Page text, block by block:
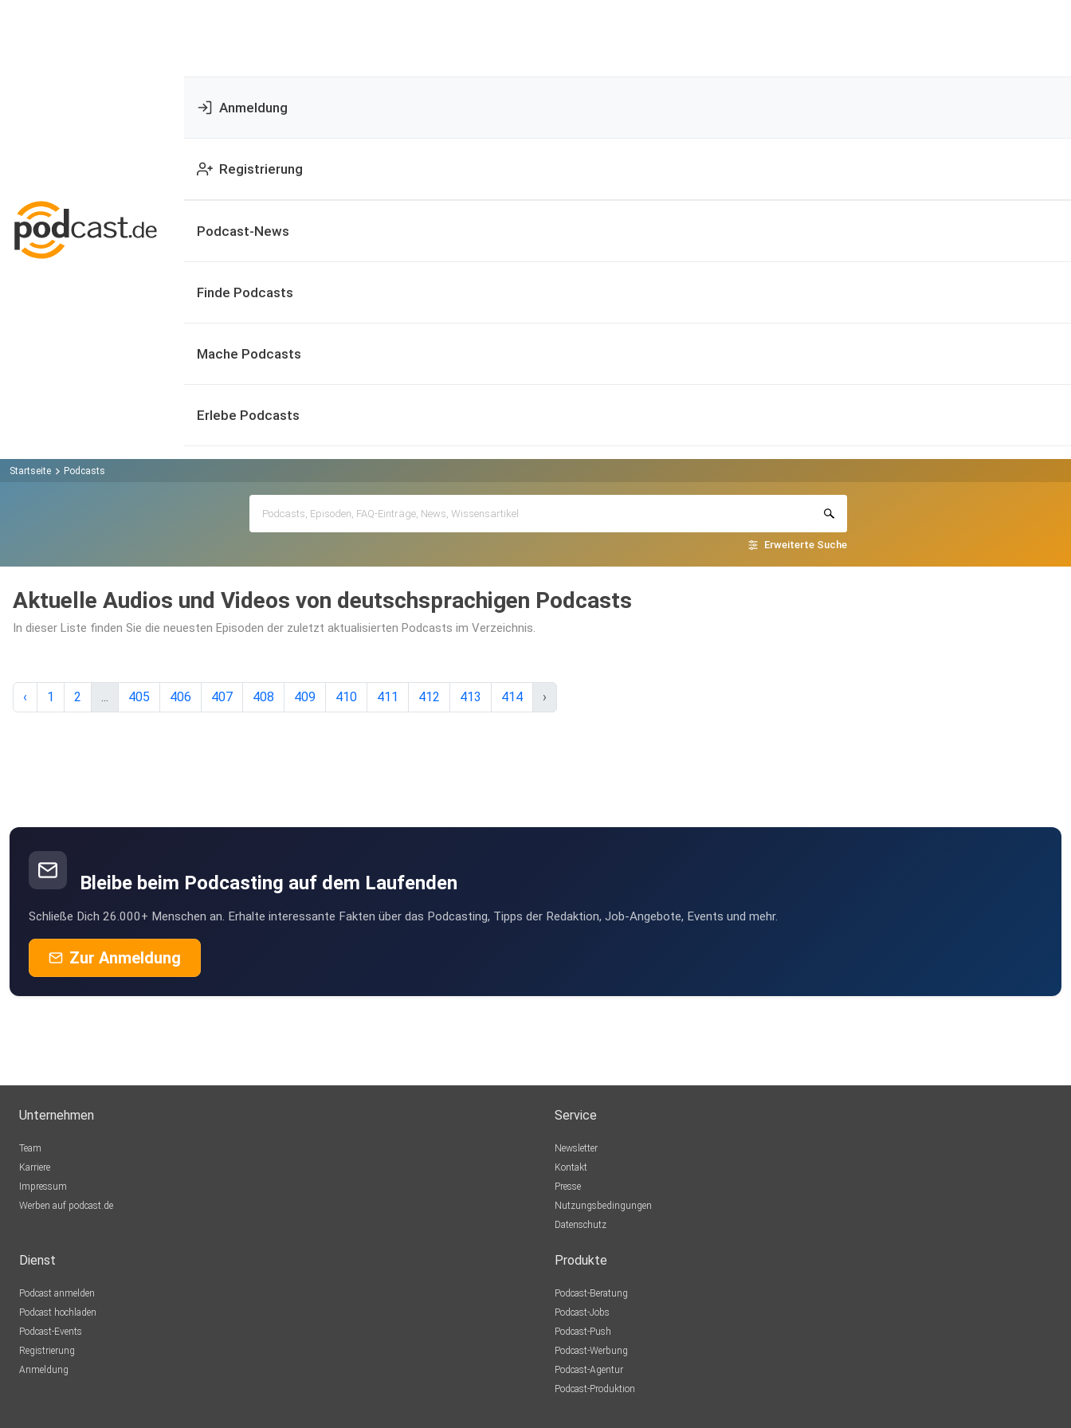
Anmeldung
Registrierung
Podcast-News
Finde Podcasts
Mache Podcasts
Erlebe Podcasts
Startseite Podcasts
Erweiterte Suche
Aktuelle Audios und Videos von deutschsprachigen Podcasts
In dieser Liste finden Sie die neuesten Episoden der zuletzt aktualisierten Podcasts im Verzeichnis.
‹ 1 2 ... 405 406 407 408 409 410 411 412 413 414 ›
Bleibe beim Podcasting auf dem Laufenden
Schließe Dich 26.000+ Menschen an. Erhalte interessante Fakten über das Podcasting, Tipps der Redaktion, Job-Angebote, Events und mehr.
Zur Anmeldung
Unternehmen
Team
Karriere
Impressum
Werben auf podcast.de
Service
Newsletter
Kontakt
Presse
Nutzungsbedingungen
Datenschutz
Dienst
Podcast anmelden
Podcast hochladen
Podcast-Events
Registrierung
Anmeldung
Produkte
Podcast-Beratung
Podcast-Jobs
Podcast-Push
Podcast-Werbung
Podcast-Agentur
Podcast-Produktion